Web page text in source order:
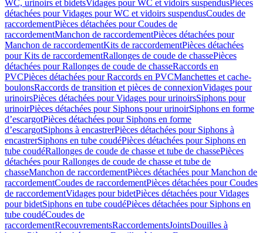
WC, urinoirs et bidetsVidages pour WC et vidoirs suspendusPièces
détachées pour Vidages pour WC et vidoirs suspendusCoudes de
raccordementPièces détachées pour Coudes de
raccordementManchon de raccordementPièces détachées pour
Manchon de raccordementKits de raccordementPièces détachées
pour Kits de raccordementRallonges de coude de chassePièces
détachées pour Rallonges de coude de chasseRaccords en
PVCPièces détachées pour Raccords en PVCManchettes et cache-
boulonsRaccords de transition et pièces de connexionVidages pour
urinoirsPièces détachées pour Vidages pour urinoirsSiphons pour
urinoirPièces détachées pour Siphons pour urinoirSiphons en forme
d’escargotPièces détachées pour Siphons en forme
d’escargotSiphons à encastrerPièces détachées pour Siphons à
encastrerSiphons en tube coudéPièces détachées pour Siphons en
tube coudéRallonges de coude de chasse et tube de chassePièces
détachées pour Rallonges de coude de chasse et tube de
chasseManchon de raccordementPièces détachées pour Manchon de
raccordementCoudes de raccordementPièces détachées pour Coudes
de raccordementVidages pour bidetPièces détachées pour Vidages
pour bidetSiphons en tube coudéPièces détachées pour Siphons en
tube coudéCoudes de
raccordementRecouvrementsRaccordementsJointsDouilles à